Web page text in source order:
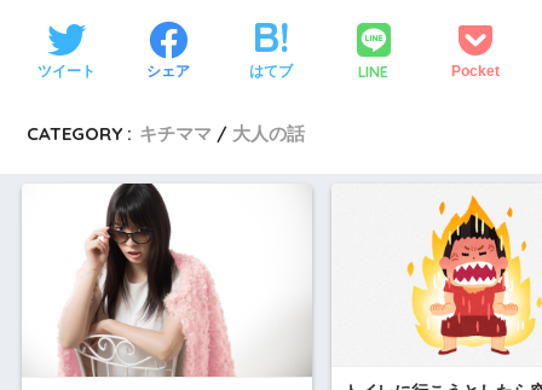
ツイート シェア はてブ LINE Pocket
CATEGORY : キチママ 大人の話